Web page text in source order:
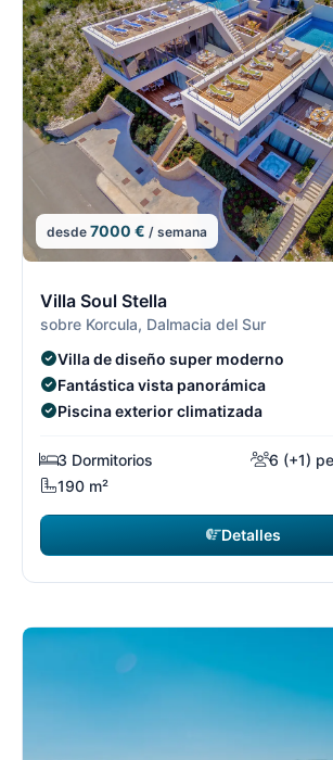
desde 7000 € / semana
Villa Soul Stella
sobre Korcula, Dalmacia del Sur
Villa de diseño super moderno
Fantástica vista panorámica
Piscina exterior climatizada
3 Dormitorios
6 (+1)
190 m²
Detalles